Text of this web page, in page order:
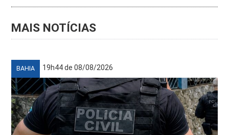
MAIS NOTÍCIAS
BAHIA 19h44 de 08/08/2026